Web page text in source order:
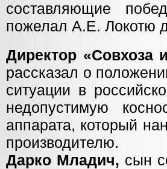
составляющие
пожелал А.Е. Локотю
Директор «Совхоза
рассказал о
ситуации в
недопустимую
аппарата, который
производителю.
Дарко Младич, сын